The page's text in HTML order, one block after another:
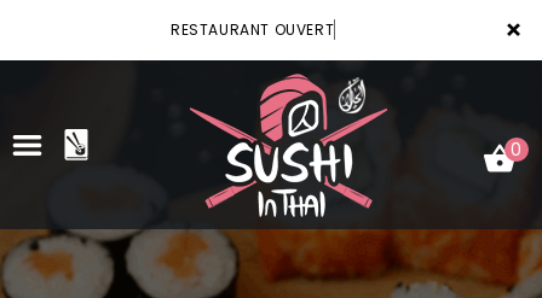
×
RESTAURANT OUVERT
ACCUEIL
0